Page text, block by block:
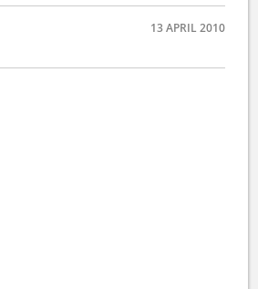
13 APRIL 2010